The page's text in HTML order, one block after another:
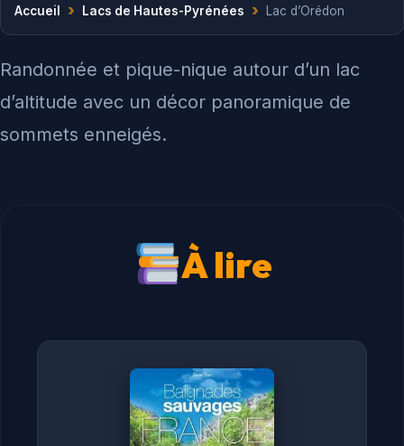
Accueil › Lacs de Hautes-Pyrénées › Lac d’Orédon
Randonnée et pique-nique autour d’un lac
d’altitude avec un décor panoramique de
sommets enneigés.
À lire